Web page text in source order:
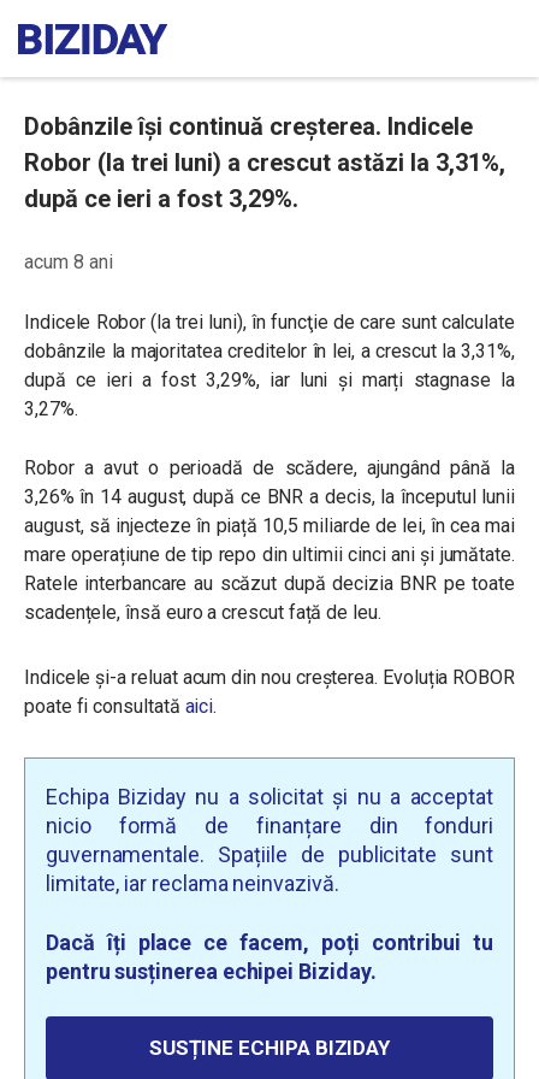
Dobânzile își continuă creșterea. Indicele
Robor (la trei luni) a crescut astăzi la 3,31%,
după ce ieri a fost 3,29%.
acum 8 ani
Indicele Robor (la trei luni), în funcţie de care sunt calculate
dobânzile la majoritatea creditelor în lei, a crescut la 3,31%,
după ce ieri a fost 3,29%, iar luni și marți stagnase la
3,27%.
Robor a avut o perioadă de scădere, ajungând până la
3,26% în 14 august, după ce BNR a decis, la începutul lunii
august, să injecteze în piață 10,5 miliarde de lei, în cea mai
mare operațiune de tip repo din ultimii cinci ani și jumătate.
Ratele interbancare au scăzut după decizia BNR pe toate
scadențele, însă euro a crescut față de leu.
Indicele și-a reluat acum din nou creșterea. Evoluția ROBOR
poate fi consultată aici.
Echipa Biziday nu a solicitat și nu a acceptat
nicio formă de finanțare din fonduri
guvernamentale. Spațiile de publicitate sunt
limitate, iar reclama neinvazivă.
Dacă îți place ce facem, poți contribui tu
pentru susținerea echipei Biziday.
SUSȚINE ECHIPA BIZIDAY